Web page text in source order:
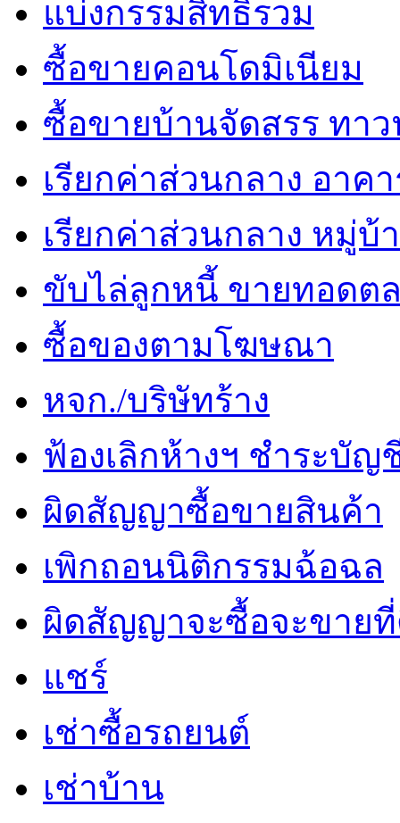
แบ่งกรรมสิทธิ์รวม
ซื้อขายคอนโดมิเนียม
ซื้อขายบ้านจัดสรร ทาว
เรียกค่าส่วนกลาง อาค
เรียกค่าส่วนกลาง หมู่บ้
ขับไล่ลูกหนี้ ขายทอดต
ซื้อของตามโฆษณา
หจก./บริษัทร้าง
ฟ้องเลิกห้างฯ ชำระบัญ
ผิดสัญญาซื้อขายสินค้า
เพิกถอนนิติกรรมฉ้อฉล
ผิดสัญญาจะซื้อจะขาย
แชร์
เช่าซื้อรถยนต์
เช่าบ้าน